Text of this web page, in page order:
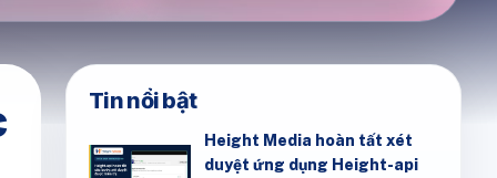
Tin nổi bật
Height Media hoàn tất xét
duyệt ứng dụng Height-api